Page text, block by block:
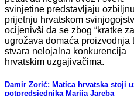
svinjetine predstavljaju ozbiljnu
prijetnju hrvatskom
ocijenivši da se zbog “kratke
ugrožava domaća proizvodnja
stvara nelojalna konkurencija
hrvatskim uzgajivačima.
Damir Zorić: Matica hrvatska stoji
potpredsjednika Marija Jareba